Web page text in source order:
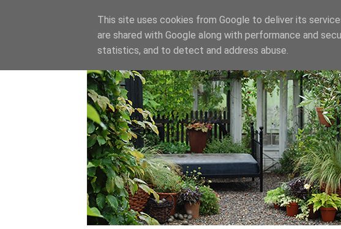
This site uses cookies from Google to deliver its
are shared with Google along with performance and
statistics, and to detect and address abuse.